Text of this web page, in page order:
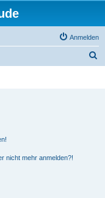
Anmelden
nicht mehr anmelden?!